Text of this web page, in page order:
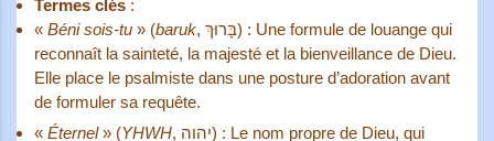
Termes clés :
« Béni sois-tu » (baruk, בָּרוּךְ) : Une formule de louange qui
reconnaît la sainteté, la majesté et la bienveillance de Dieu.
Elle place le psalmiste dans une posture d’adoration avant
de formuler sa requête.
« Éternel» (YHWH, יהוה) : Le nom propre de Dieu, qui